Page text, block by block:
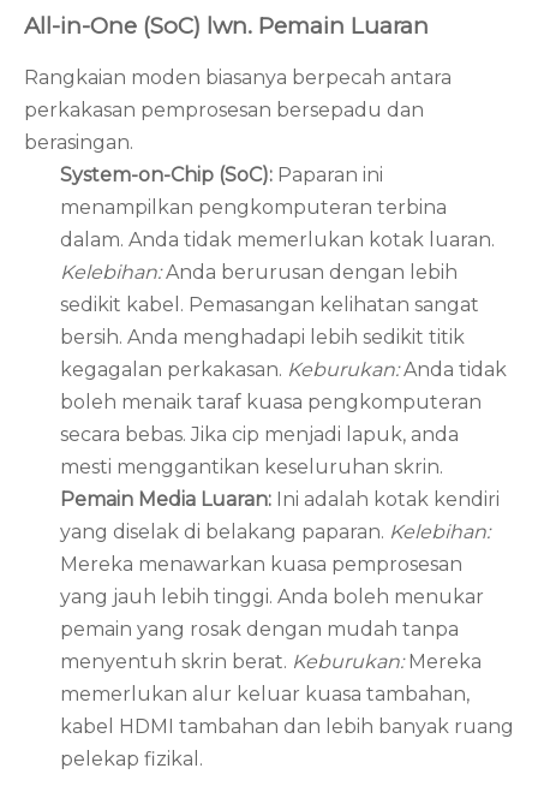
All-in-One (SoC) lwn. Pemain Luaran
Rangkaian moden biasanya berpecah antara
perkakasan pemprosesan bersepadu dan
berasingan.
System-on-Chip (SoC): Paparan ini
menampilkan pengkomputeran terbina
dalam. Anda tidak memerlukan kotak luaran.
Kelebihan:Anda berurusan dengan lebih
sedikit kabel. Pemasangan kelihatan sangat
bersih. Anda menghadapi lebih sedikit titik
kegagalan perkakasan. Keburukan:Anda tidak
boleh menaik taraf kuasa pengkomputeran
secara bebas. Jika cip menjadi lapuk, anda
mesti menggantikan keseluruhan skrin.
Pemain Media Luaran: Ini adalah kotak kendiri
yang diselak di belakang paparan. Kelebihan:
Mereka menawarkan kuasa pemprosesan
yang jauh lebih tinggi. Anda boleh menukar
pemain yang rosak dengan mudah tanpa
menyentuh skrin berat. Keburukan: Mereka
memerlukan alur keluar kuasa tambahan,
kabel HDMI tambahan dan lebih banyak ruang
pelekap fizikal.